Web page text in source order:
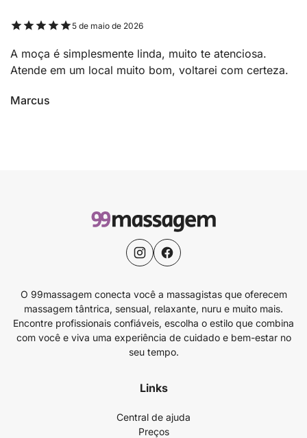
5 de maio de 2026
A moça é simplesmente linda, muito te atenciosa.
Atende em um local muito bom, voltarei com certeza.
Marcus
O 99massagem conecta você a massagistas que oferecem
massagem tântrica, sensual, relaxante, nuru e muito mais.
Encontre profissionais confiáveis, escolha o estilo que combina
com você e viva uma experiência de cuidado e bem-estar no
seu tempo.
Links
Central de ajuda
Preços